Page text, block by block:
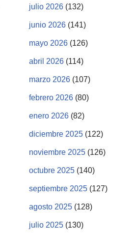
julio 2026 (132)
junio 2026 (141)
mayo 2026 (126)
abril 2026 (114)
marzo 2026 (107)
febrero 2026 (80)
enero 2026 (82)
diciembre 2025 (122)
noviembre 2025 (126)
octubre 2025 (140)
septiembre 2025 (127)
agosto 2025 (128)
julio 2025 (130)